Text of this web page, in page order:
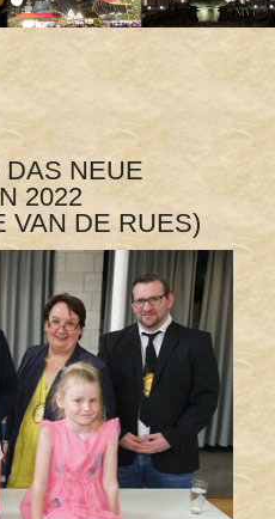
Kinder
NEUE
2022
VAN DE RUES)